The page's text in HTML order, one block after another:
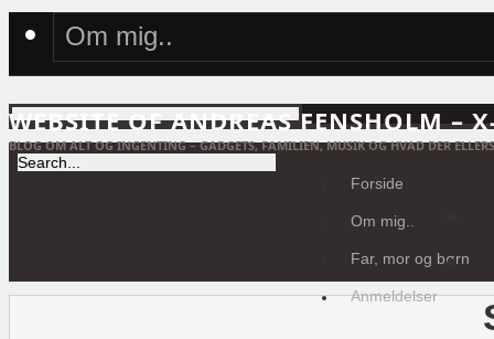
Om mig..
WEBSITE OF ANDREAS FENSHOLM –
BLOG OM ALT OG INGENTING – GADGETS, FAMILIEN, MUSIK OG HVAD DER
Forside
Om mig..
Far, mor og børn
Anmeldelser